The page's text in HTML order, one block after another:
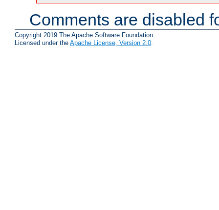
Comments are disabled
Copyright 2019 The Apache Software Foundation.
Licensed under the Apache License, Version 2.0